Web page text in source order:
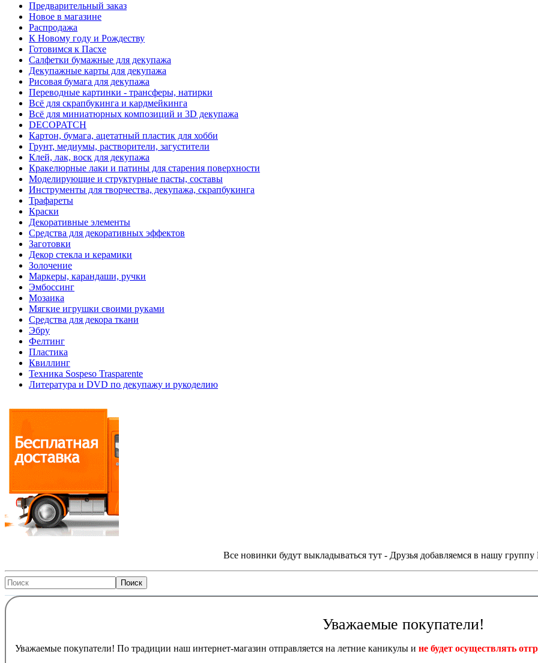
Предварительный заказ
Новое в магазине
Распродажа
К Новому году и Рождеству
Готовимся к Пасхе
Салфетки бумажные для декупажа
Декупажные карты для декупажа
Рисовая бумага для декупажа
Переводные картинки - трансферы, натирки
Всё для скрапбукинга и кардмейкинга
Всё для миниатюрных композиций и 3D декупажа
DECOPATCH
Картон, бумага, ацетатный пластик для хобби
Грунт, медиумы, растворители, загустители
Клей, лак, воск для декупажа
Кракелюрные лаки и патины для старения поверхности
Моделирующие и структурные пасты, составы
Инструменты для творчества, декупажа, скрапбукинга
Трафареты
Краски
Декоративные элементы
Средства для декоративных эффектов
Заготовки
Декор стекла и керамики
Золочение
Маркеры, карандаши, ручки
Эмбоссинг
Мозаика
Мягкие игрушки своими руками
Средства для декора ткани
Эбру
Фелтинг
Пластика
Квиллинг
Техника Sospeso Trasparente
Литература и DVD по декупажу и рукоделию
Все новинки будут выкладываться тут - Друзья добавляемся в нашу группу
Уважаемые покупатели!
Уважаемые покупатели! По традиции наш интернет-магазин отправляется на летние каникулы и не будет осуществлять